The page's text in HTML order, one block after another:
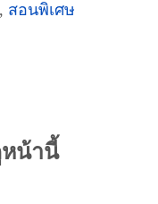
, สอนพิเศษ
น้านี้